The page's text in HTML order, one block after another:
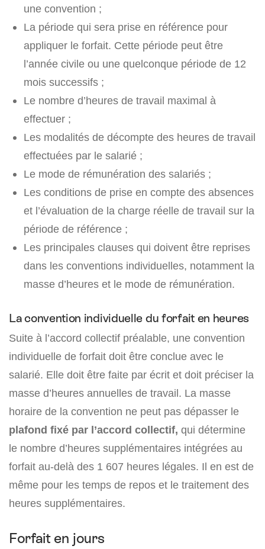
une convention ;
La période qui sera prise en référence pour
appliquer le forfait. Cette période peut être
l’année civile ou une quelconque période de 12
mois successifs ;
Le nombre d’heures de travail maximal à
effectuer ;
Les modalités de décompte des heures de travail
effectuées par le salarié ;
Le mode de rémunération des salariés ;
Les conditions de prise en compte des absences
et l’évaluation de la charge réelle de travail sur la
période de référence ;
Les principales clauses qui doivent être reprises
dans les conventions individuelles, notamment la
masse d’heures et le mode de rémunération.
La convention individuelle du forfait en heures
Suite à l’accord collectif préalable, une convention
individuelle de forfait doit être conclue avec le
salarié. Elle doit être faite par écrit et doit préciser la
masse d’heures annuelles de travail. La masse
horaire de la convention ne peut pas dépasser le
plafond fixé par l’accord collectif, qui détermine
le nombre d’heures supplémentaires intégrées au
forfait au-delà des 1 607 heures légales. Il en est de
même pour les temps de repos et le traitement des
heures supplémentaires.
Forfait en jours